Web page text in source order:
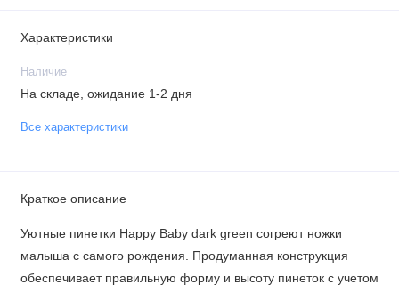
Характеристики
Наличие
На складе, ожидание 1-2 дня
Все характеристики
Краткое описание
Уютные пинетки Happy Baby dark green согреют ножки
малыша с самого рождения. Продуманная конструкция
обеспечивает правильную форму и высоту пинеток с учетом